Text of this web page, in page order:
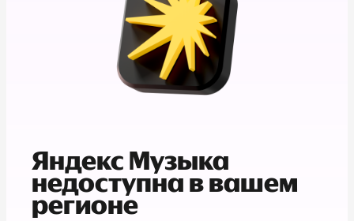
Яндекс Музыка
недоступна в вашем
регионе